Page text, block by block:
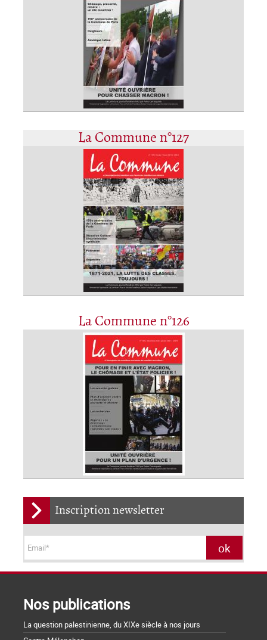
La Commune n°127
La Commune n°126
Inscription newsletter
Nos publications
La question palestinienne, du XIXe siècle à nos jours